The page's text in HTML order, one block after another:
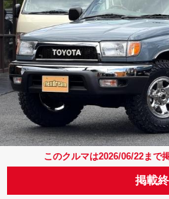
このクルマは2026/06/22まで
掲載